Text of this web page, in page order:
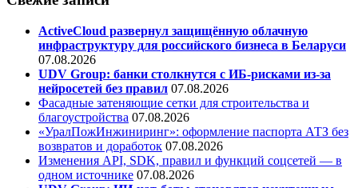
ActiveCloud развернул защищённую облачную
инфраструктуру для российского бизнеса в Беларуси
07.08.2026
UDV Group: банки столкнутся с ИБ-рисками из-за
нейросетей без правил 07.08.2026
Фасадные затеняющие сетки для строительства и
благоустройства 07.08.2026
«УралПожИнжиниринг»: оформление паспорта АТЗ без
возвратов и доработок 07.08.2026
Изменения API, SDK, правил и функций соцсетей — в
одном источнике 07.08.2026